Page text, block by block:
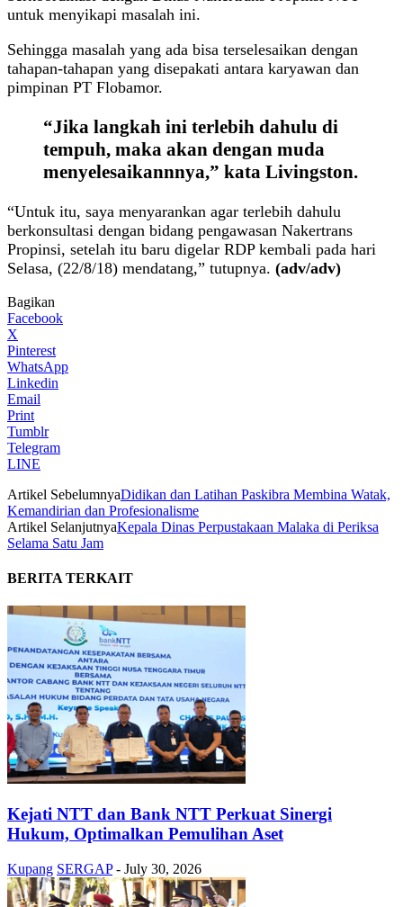
untuk menyikapi masalah ini.
Sehingga masalah yang ada bisa terselesaikan dengan
tahapan-tahapan yang disepakati antara karyawan dan
pimpinan PT Flobamor.
“Jika langkah ini terlebih dahulu di
tempuh, maka akan dengan muda
menyelesaikannnya,” kata Livingston.
“Untuk itu, saya menyarankan agar terlebih dahulu
berkonsultasi dengan bidang pengawasan Nakertrans
Propinsi, setelah itu baru digelar RDP kembali pada hari
Selasa, (22/8/18) mendatang,” tutupnya. (adv/adv)
Bagikan
Facebook
X
Pinterest
WhatsApp
Linkedin
Email
Print
Tumblr
Telegram
LINE
Artikel SebelumnyaDidikan dan Latihan Paskibra Membina Watak,
Kemandirian dan Profesionalisme
Artikel SelanjutnyaKepala Dinas Perpustakaan Malaka di Periksa
Selama Satu Jam
BERITA TERKAIT
Kejati NTT dan Bank NTT Perkuat Sinergi
Hukum, Optimalkan Pemulihan Aset
Kupang SERGAP - July 30, 2026